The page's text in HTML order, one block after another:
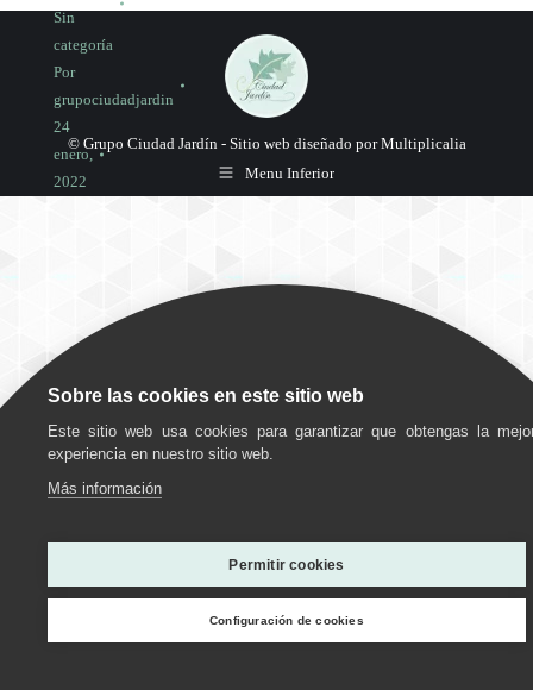
Sin
categoría
Por
grupociudadjardin
24
enero,
2022
Curiosidades
Ejercicio
mayores
Por
grupociudadjardin
© Grupo Ciudad Jardín - Sitio web diseñado por Multiplicalia
Menu Inferior
Utilizamos cookies para ofrecerte la mejor experiencia en
Puedes aprender más sobre qué cookies utilizamos o
desactivarlas en losajustes.
Sobre las cookies en este sitio web
Este sitio web usa cookies para garantizar que obtengas la
experiencia en nuestro sitio web.
Más información
Permitir cookies
Configuración de cookies